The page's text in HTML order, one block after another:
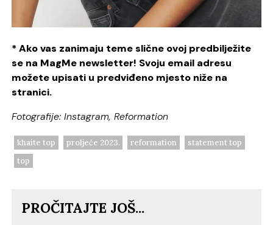
* Ako vas zanimaju teme slične ovoj predbilježite
se na MagMe newsletter! Svoju email adresu
možete upisati u predviđeno mjesto niže na
stranici.
Fotografije: Instagram, Reformation
khaite top proljeće 2023. reformation
statement top
top
PROČITAJTE JOŠ...